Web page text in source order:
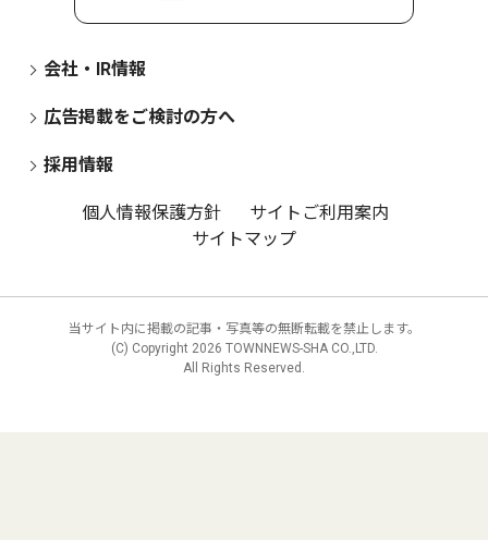
会社・IR情報
広告掲載をご検討の方へ
採用情報
個人情報保護方針
サイトご利用案内
サイトマップ
当サイト内に掲載の記事・写真等の無断転載を禁止します。
(C) Copyright 2026 TOWNNEWS-SHA CO.,LTD.
All Rights Reserved.